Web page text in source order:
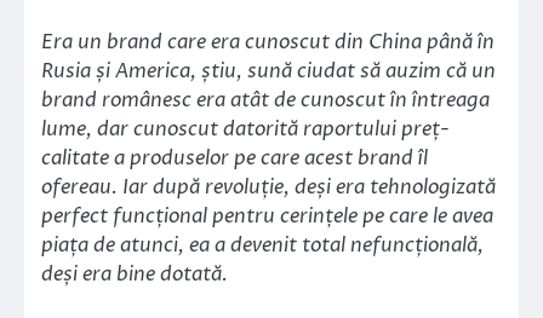
Era un brand care era cunoscut din China până în
Rusia și America, știu, sună ciudat să auzim că un
brand românesc era atât de cunoscut în întreaga
lume, dar cunoscut datorită raportului preț-
calitate a produselor pe care acest brand îl
ofereau. Iar după revoluție, deși era tehnologizată
perfect funcțional pentru cerințele pe care le avea
piața de atunci, ea a devenit total nefuncțională,
deși era bine dotată.